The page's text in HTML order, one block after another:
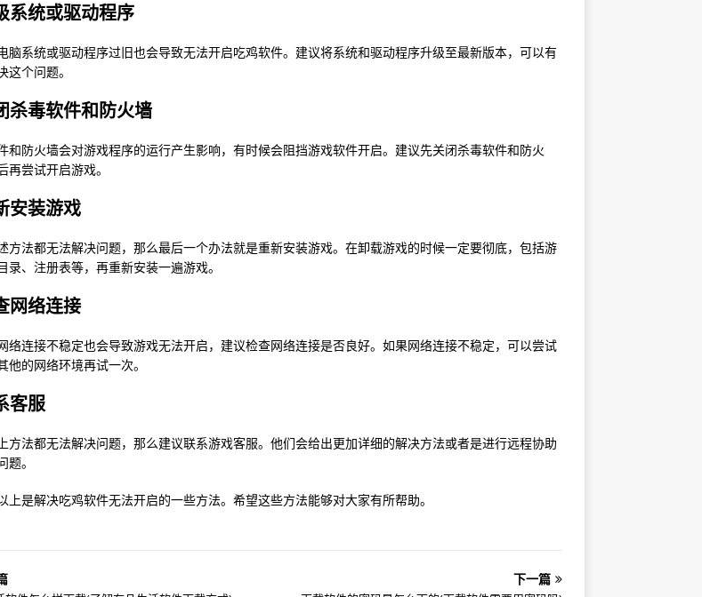
)
)
系统或驱动程序
脑系统或驱动程序过旧也会导致无法开启吃鸡软件。建议将系统和驱动程序升级至最新版本，可以有
这个问题。
杀毒软件和防火墙
和防火墙会对游戏程序的运行产生影响，有时候会阻挡游戏软件开启。建议先关闭杀毒软件和防火
再尝试开启游戏。
安装游戏
方法都无法解决问题，那么最后一个办法就是重新安装游戏。在卸载游戏的时候一定要彻底，包括游
录、注册表等，再重新安装一遍游戏。
网络连接
络连接不稳定也会导致游戏无法开启，建议检查网络连接是否良好。如果网络连接不稳定，可以尝试
他的网络环境再试一次。
客服
方法都无法解决问题，那么建议联系游戏客服。他们会给出更加详细的解决方法或者是进行远程协助
题。
上是解决吃鸡软件无法开启的一些方法。希望这些方法能够对大家有所帮助。
下一篇